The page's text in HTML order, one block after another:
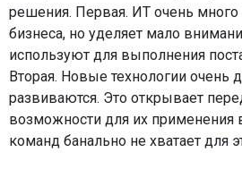
решения. Первая. ИТ очень много
бизнеса, но уделяет мало
используют для выполнения
Вторая. Новые технологии очень
развиваются. Это открывает
возможности для их применения
команд банально не хватает для